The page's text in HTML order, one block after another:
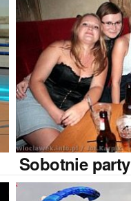
Sobotnieparty